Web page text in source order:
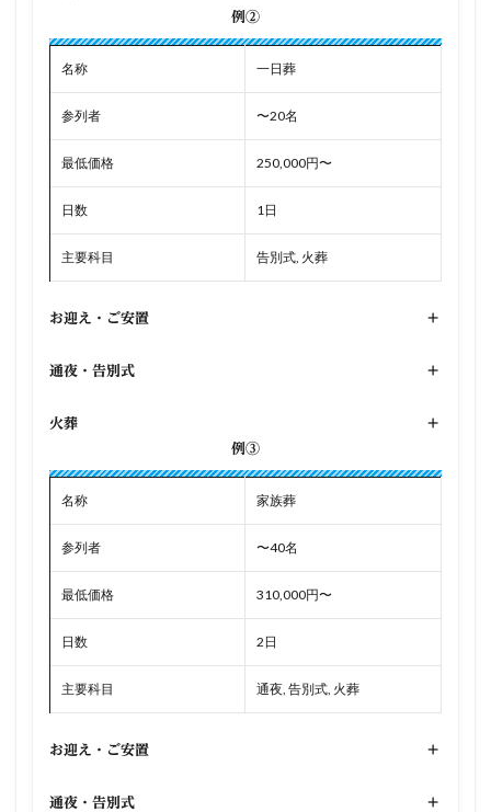
例②
名称 一日葬
参列者 〜20名
最低価格 250,000円〜
日数 1日
主要科目 告別式, 火葬
お迎え・ご安置 +
通夜・告別式 +
火葬
+
例③
名称 家族葬
参列者 〜40名
最低価格 310,000円〜
日数 2日
主要科目 通夜, 告別式, 火葬
お迎え・ご安置 +
通夜・告別式 +